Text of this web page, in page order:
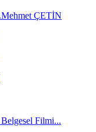
ÇETİN
Filmi...